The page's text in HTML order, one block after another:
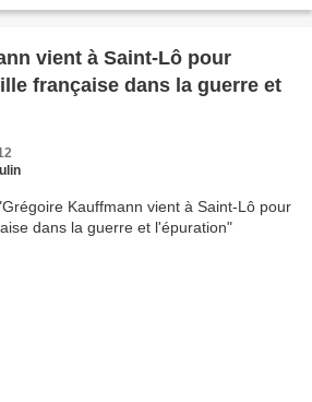
vient à Saint-Lô pour
française dans la guerre et